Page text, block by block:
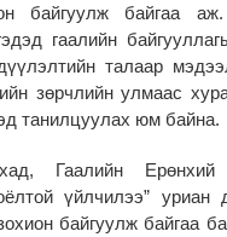
байгуулж байгаа
гаалийн
талаар
зөрчлийн улмаас
танилцуулах юм байна.
Гаалийн Ерөнхий
үйлчилээ” уриан
байгуулж байгаа